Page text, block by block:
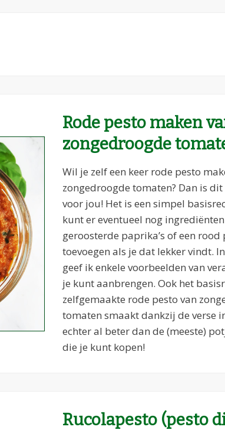
Rode pesto maken
zongedroogde
Wil je zelf een keer rode pesto
zongedroogde tomaten? Dan is
voor jou! Het is een simpel
kunt er eventueel nog
geroosterde paprika’s of een rood
toevoegen als je dat lekker vindt.
geef ik enkele voorbeelden van
je kunt aanbrengen. Ook het
zelfgemaakte rode pesto van
tomaten smaakt dankzij de verse
echter al beter dan de (meeste)
die je kunt kopen!
Rucolapesto (pesto